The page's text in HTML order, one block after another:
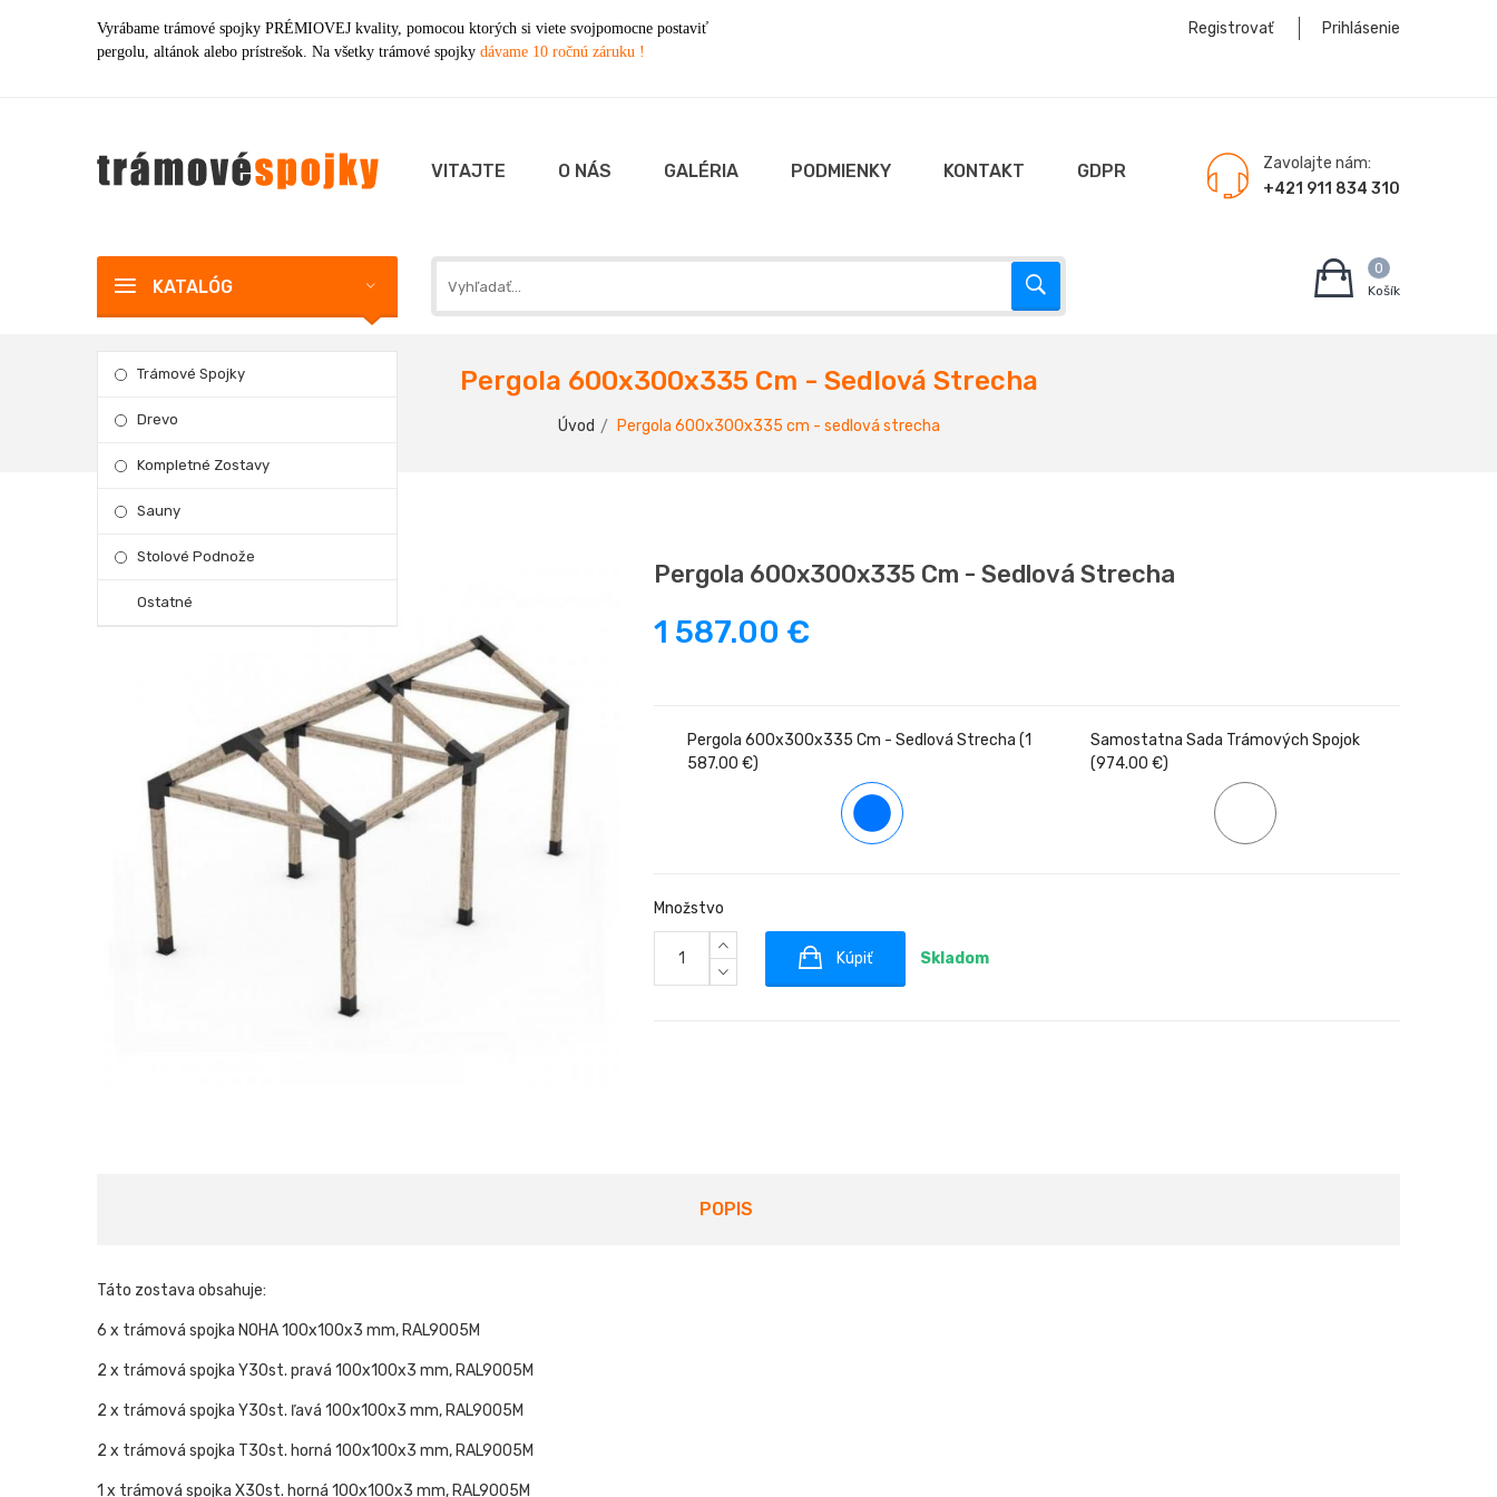
Vyrábame trámové spojky PRÉMIOVEJ kvality, pomocou ktorých si viete svojpomocne postaviť
pergolu, altánok alebo prístrešok. Na všetky trámové spojky dávame 10 ročnú záruku !
Registrovať Prihlásenie
VITAJTE O NÁS GALÉRIA PODMIENKY KONTAKT GDPR
Zavolajte nám:
+421 911 834 310
KATALÓG
Trámové Spojky
Drevo
Kompletné Zostavy
Sauny
Stolové Podnože
Ostatné
0
Košík
Pergola 600x300x335 Cm - Sedlová Strecha
Úvod Pergola 600x300x335 cm - sedlová strecha
Pergola 600x300x335 Cm - Sedlová Strecha
1 587.00 €
Pergola 600x300x335 Cm - Sedlová Strecha (1
587.00 €)
Samostatna Sada Trámových Spojok
(974.00 €)
Množstvo
Kúpiť Skladom
POPIS
Táto zostava obsahuje:
6 x trámová spojka NOHA 100x100x3 mm, RAL9005M
2 x trámová spojka Y30st. pravá 100x100x3 mm, RAL9005M
2 x trámová spojka Y30st. ľavá 100x100x3 mm, RAL9005M
2 x trámová spojka T30st. horná 100x100x3 mm, RAL9005M
1 x trámová spojka X30st. horná 100x100x3 mm, RAL9005M